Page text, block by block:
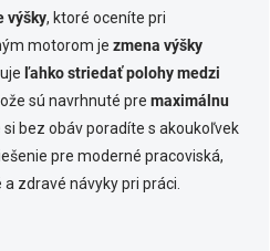
výšky, ktoré oceníte pri
motorom je zmena výšky
ľahko striedať polohy medzi
sú navrhnuté pre maximálnu
si bez obáv poradíte s akoukoľvek
pre moderné pracoviská,
zdravé návyky pri práci.